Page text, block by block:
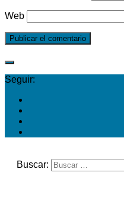
Web
Seguir:
Buscar: